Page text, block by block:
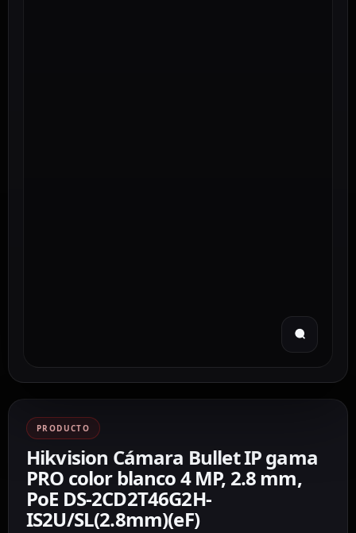
PRODUCTO
Hikvision Cámara Bullet IP gama
PRO color blanco 4 MP, 2.8 mm,
PoE DS-2CD2T46G2H-
IS2U/SL(2.8mm)(eF)